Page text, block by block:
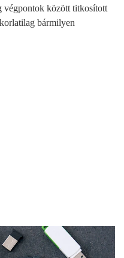
végpontok között titkosított
bármilyen